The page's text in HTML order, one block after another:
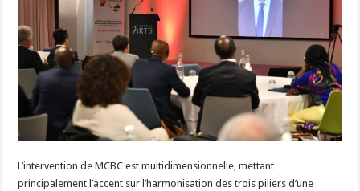
L’intervention de MCBC est multidimensionnelle, mettant
principalement l’accent sur l’harmonisation des trois piliers d’une